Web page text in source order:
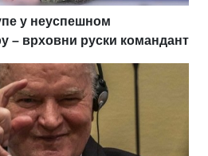
у неуспешном
– врховни руски командант